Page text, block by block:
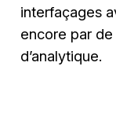
interfaçages
encore par
d’analytique.